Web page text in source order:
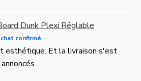
Dunk Plexi Réglable
confirmé
esthétique. Et la livraison s'est